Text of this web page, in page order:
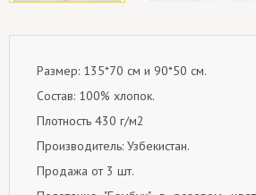
Размер: 135*70 см и 90*50 см.
Состав: 100% хлопок.
Плотность 430 г/м2
Производитель: Узбекистан.
Продажа от 3 шт.